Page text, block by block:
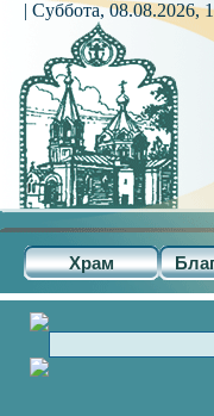
Храм
| Суббота, 08.08.2026,